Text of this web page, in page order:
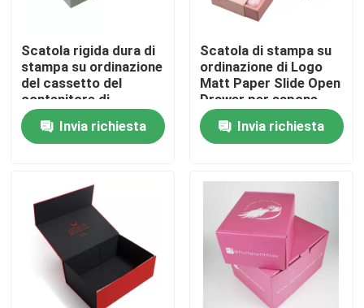
Visita alla fabbrica
Controllo della qualità
Contattaci
Chiedi un preventivo
stampa della scatola d'imballaggio
Scatola di imballaggio Vape
Scatola rigida dura di
stampa su ordinazione
del cassetto del
contenitore di
cartoncino con la
scatola di
scivolamento interna
Invia richiesta
Scatola di stampa su
ordinazione di Logo
Matt Paper Slide Open
Drawer per sapone
fatto a mano
Invia richiesta